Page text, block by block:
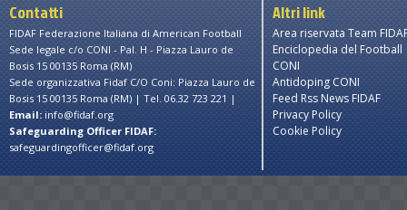
Contatti
FIDAF Federazione Italiana di American Football
Sede legale c/o CONI - Pal. H - Piazza Lauro de
Bosis 15 00135 Roma (RM)
Sede organizzativa Fidaf C/O Coni: Piazza Lauro de
Bosis 15 00135 Roma (RM) | Tel. 06.32 723 221 |
Email: info@fidaf.org
Safeguarding Officer FIDAF:
safeguardingofficer@fidaf.org
Altri link
Area riservata Team
Enciclopedia del Football
CONI
Antidoping CONI
Feed Rss News FIDAF
Privacy Policy
Cookie Policy